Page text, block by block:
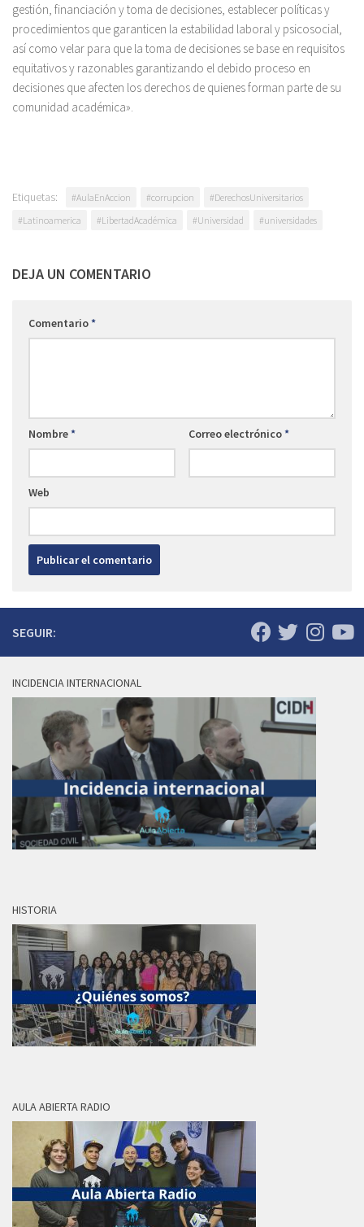
gestión, financiación y toma de decisiones, establecer políticas y
procedimientos que garanticen la estabilidad laboral y psicosocial,
así como velar para que la toma de decisiones se base en requisitos
equitativos y razonables garantizando el debido proceso en
decisiones que afecten los derechos de quienes forman parte de su
comunidad académica».
Etiquetas: #AulaEnAccion #corrupcion
#DerechosUniversitarios
#Latinoamerica
#LibertadAcadémica #Universidad #universidades
DEJA UN COMENTARIO
Comentario*
Nombre* Correo electrónico*
Web
SEGUIR:
INCIDENCIA INTERNACIONAL
HISTORIA
AULA ABIERTA RADIO